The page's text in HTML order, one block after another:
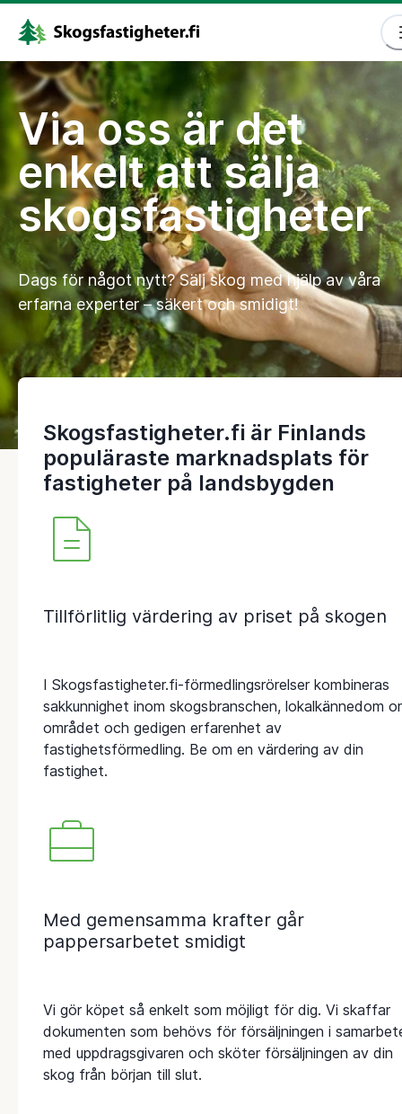
Via oss är det
enkelt att sälja
skogsfastigheter
Dags för något nytt? Sälj skog med hjälp av våra
erfarna experter – säkert och smidigt!
Skogsfastigheter.fi är Finlands
populäraste marknadsplats för
fastigheter på landsbygden
Tillförlitlig värdering av priset på skogen
I Skogsfastigheter.fi-förmedlingsrörelser kombineras
sakkunnighet inom skogsbranschen, lokalkännedom
området och gedigen erfarenhet av
fastighetsförmedling. Be om en värdering av din
fastighet.
Med gemensamma krafter går
pappersarbetet smidigt
Vi gör köpet så enkelt som möjligt för dig. Vi skaffar
dokumenten som behövs för försäljningen i
med uppdragsgivaren och sköter försäljningen av din
skog från början till slut.